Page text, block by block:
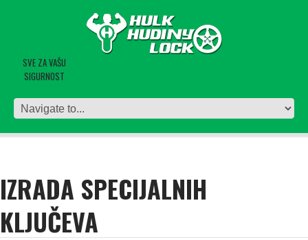
SVE ZA VAŠU
SIGURNOST
IZRADA SPECIJALNIH
KLJUČEVA